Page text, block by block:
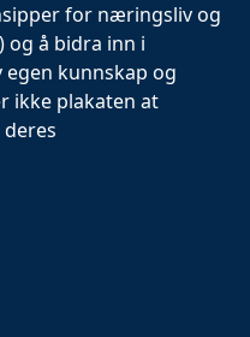
for næringsliv og
og å bidra inn i
egen kunnskap og
ikke plakaten at